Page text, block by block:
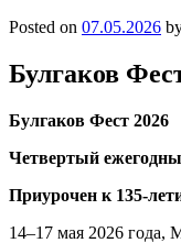
Posted on 07.05.2026
Булгаков
Булгаков Фест 2026
Четвертый
Приурочен к 135-
14–17 мая 2026 года,